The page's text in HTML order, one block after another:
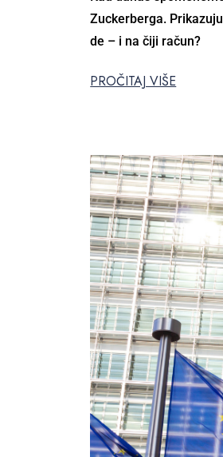
Zuckerberga.
de – i na čiji račun?
PROČITAJ VIŠE